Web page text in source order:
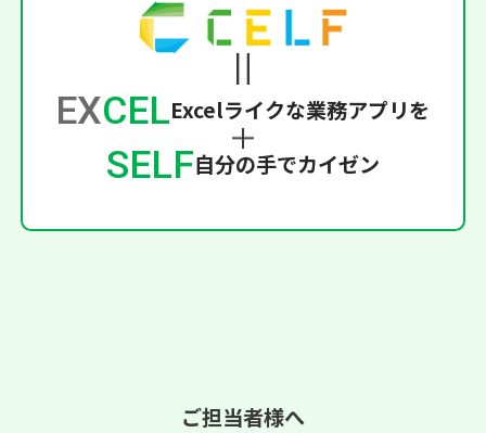
EXCELExcelライクな業務アプリを
SELF自分の手でカイゼン
ご担当者様へ